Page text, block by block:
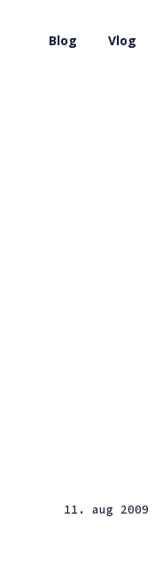
Blog Vlog
11. aug 2009